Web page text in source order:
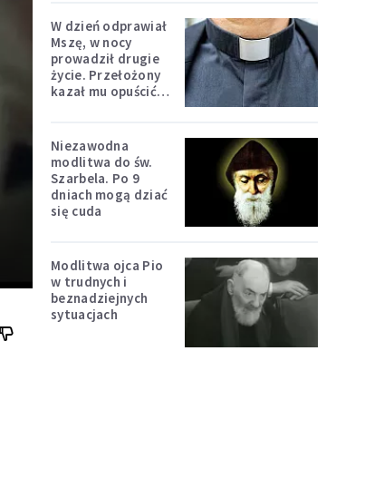
W dzień odprawiał
Mszę, w nocy
prowadził drugie
życie. Przełożony
kazał mu opuścić
Niezawodna
modlitwa do św.
Szarbela. Po 9
dniach mogą dziać
się cuda
Modlitwa ojca Pio
w trudnych i
beznadziejnych
sytuacjach